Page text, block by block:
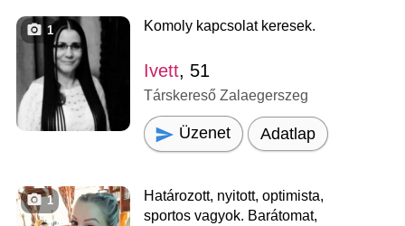
1 Komoly kapcsolat keresek.
Ivett, 51
Társkereső Zalaegerszeg
Üzenet Adatlap
1
Határozott, nyitott, optimista,
sportos vagyok. Barátomat,